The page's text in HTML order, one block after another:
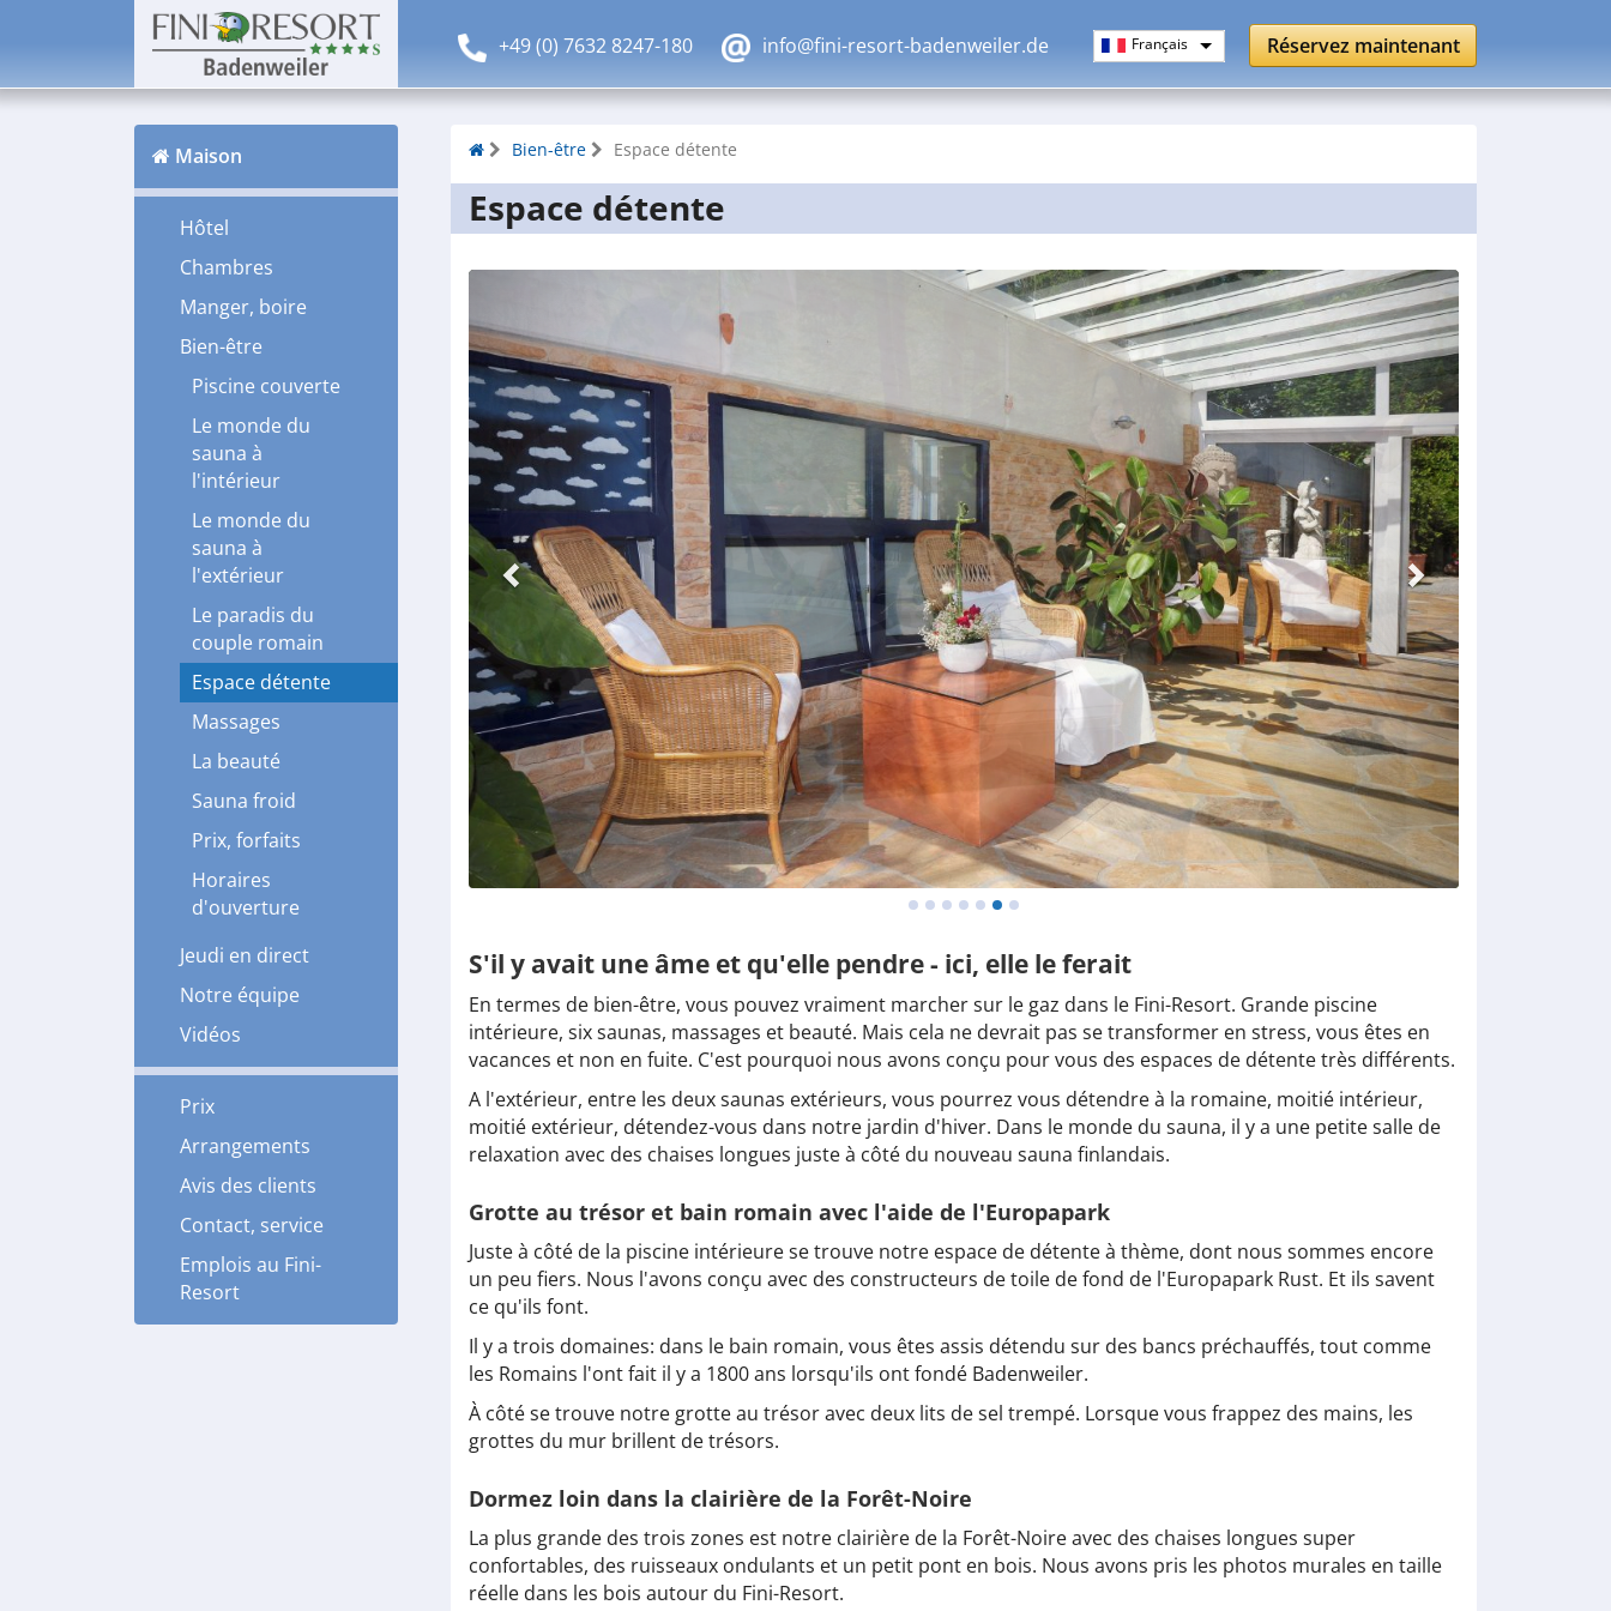
Maison
Hôtel
Chambres
Manger, boire
Bien-être
Piscine couverte
Le monde du
sauna à
l'intérieur
Le monde du
sauna à
l'extérieur
Le paradis du
couple romain
Espace détente
Massages
La beauté
Sauna froid
Prix, forfaits
Horaires
d'ouverture
Jeudi en direct
Notre équipe
Vidéos
Prix
Arrangements
Avis des clients
Contact, service
Emplois au Fini-
Resort
+49 (0) 7632 8247-180 info@fini-resort-badenweiler.de Français Réservez maintenant
Bien-être Espace détente
Espace détente
S'il y avait une âme et qu'elle pendre - ici, elle le ferait
En termes de bien-être, vous pouvez vraiment marcher sur le gaz dans le Fini-Resort. Grande piscine
intérieure, six saunas, massages et beauté. Mais cela ne devrait pas se transformer en stress, vous êtes en
vacances et non en fuite. C'est pourquoi nous avons conçu pour vous des espaces de détente très différents.
A l'extérieur, entre les deux saunas extérieurs, vous pourrez vous détendre à la romaine, moitié intérieur,
moitié extérieur, détendez-vous dans notre jardin d'hiver. Dans le monde du sauna, il y a une petite salle de
relaxation avec des chaises longues juste à côté du nouveau sauna finlandais.
Grotte au trésor et bain romain avec l'aide de l'Europapark
Juste à côté de la piscine intérieure se trouve notre espace de détente à thème, dont nous sommes encore
un peu fiers. Nous l'avons conçu avec des constructeurs de toile de fond de l'Europapark Rust. Et ils savent
ce qu'ils font.
Il y a trois domaines: dans le bain romain, vous êtes assis détendu sur des bancs préchauffés, tout comme
les Romains l'ont fait il y a 1800 ans lorsqu'ils ont fondé Badenweiler.
À côté se trouve notre grotte au trésor avec deux lits de sel trempé. Lorsque vous frappez des mains, les
grottes du mur brillent de trésors.
Dormez loin dans la clairière de la Forêt-Noire
La plus grande des trois zones est notre clairière de la Forêt-Noire avec des chaises longues super
confortables, des ruisseaux ondulants et un petit pont en bois. Nous avons pris les photos murales en taille
réelle dans les bois autour du Fini-Resort.